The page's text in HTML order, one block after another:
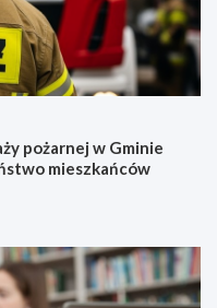
pożarnej w Gminie
mieszkańców